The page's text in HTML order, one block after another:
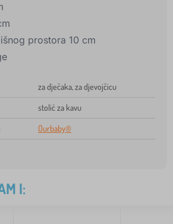
prostora 10 cm
za dječaka, za djevojčicu
stolić za kavu
Ourbaby®
I: